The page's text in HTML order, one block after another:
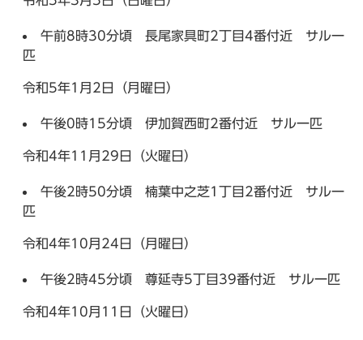
午前8時30分頃 長尾家具町2丁目4番付近 サル一
匹
令和5年1月2日（月曜日）
午後0時15分頃 伊加賀西町2番付近 サル一匹
令和4年11月29日（火曜日）
午後2時50分頃 楠葉中之芝1丁目2番付近 サル一
匹
令和4年10月24日（月曜日）
午後2時45分頃 尊延寺5丁目39番付近 サル一匹
令和4年10月11日（火曜日）